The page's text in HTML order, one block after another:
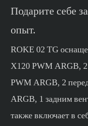
Подарите себе
опыт.
ROKE 02 TG
X120 PWM ARGB,
PWM ARGB, 2
ARGB, 1 задним
также включает в